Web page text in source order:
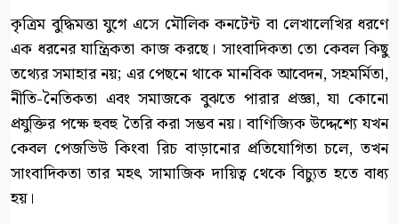
কৃত্রিম বুদ্ধিমত্তা যুগে এসে মৌলিক কনটেন্ট বা লেখালেখির ধরণে
এক ধরনের যান্ত্রিকতা কাজ করছে। সাংবাদিকতা তো কেবল কিছু
তথ্যের সমাহার নয়; এর পেছনে থাকে মানবিক আবেদন, সহমর্মিতা,
নীতি-নৈতিকতা এবং সমাজকে বুঝতে পারার প্রজ্ঞা, যা কোনো
প্রযুক্তির পক্ষে হুবহু তৈরি করা সম্ভব নয়। বাণিজ্যিক উদ্দেশ্যে যখন
কেবল পেজভিউ কিংবা রিচ বাড়ানোর প্রতিযোগিতা চলে, তখন
সাংবাদিকতা তার মহৎ সামাজিক দায়িত্ব থেকে বিচ্যুত হতে বাধ্য
হয়।